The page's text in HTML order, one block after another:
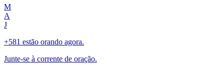
M
A
J
+581 estão orando agora.
Junte-se à corrente de oração.